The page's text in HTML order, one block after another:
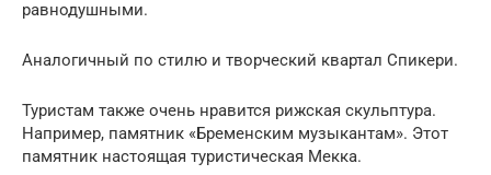
равнодушными.
Аналогичный по стилю и творческий квартал Спикери.
Туристам также очень нравится рижская скульптура.
Например, памятник «Бременским музыкантам». Этот
памятник настоящая туристическая Мекка.